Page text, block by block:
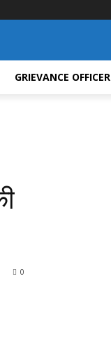
GRIEVANCE OFFICER
0